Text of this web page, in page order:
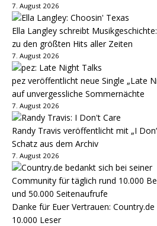
7. August 2026
Ella Langley schreibt
zu den größten Hits aller Zeiten
7. August 2026
pez veröffentlicht neue Single „Late
auf unvergessliche Sommernächte
7. August 2026
Randy Travis veröffentlicht mit „I
Schatz aus dem Archiv
7. August 2026
Danke für Euer Vertrauen:
10.000 Leser